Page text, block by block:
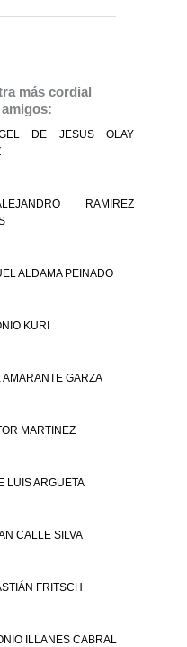
más cordial
DE JESUS OLAY
RAMIREZ
ALDAMA PEINADO
KURI
AMARANTE GARZA
MARTINEZ
LUIS ARGUETA
CALLE SILVA
FRITSCH
ILLANES CABRAL